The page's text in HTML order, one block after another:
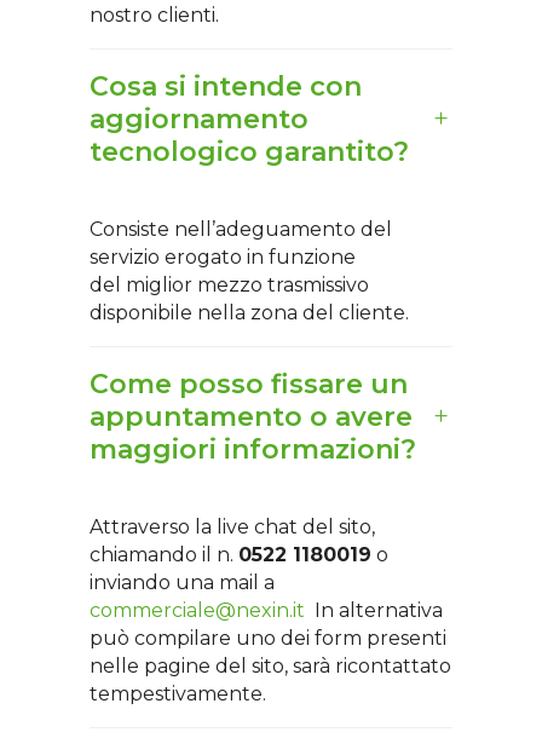
nostro clienti.
Cosa si intende con
aggiornamento
tecnologico garantito?
Consiste nell’adeguamento del
servizio erogato in funzione
del miglior mezzo trasmissivo
disponibile nella zona del cliente.
Come posso fissare un
appuntamento o avere
maggiori informazioni?
Attraverso la live chat del sito,
chiamando il n. 0522 1180019 o
inviando una mail a
commerciale@nexin.it In alternativa
può compilare uno dei form presenti
nelle pagine del sito, sarà ricontattato
tempestivamente.